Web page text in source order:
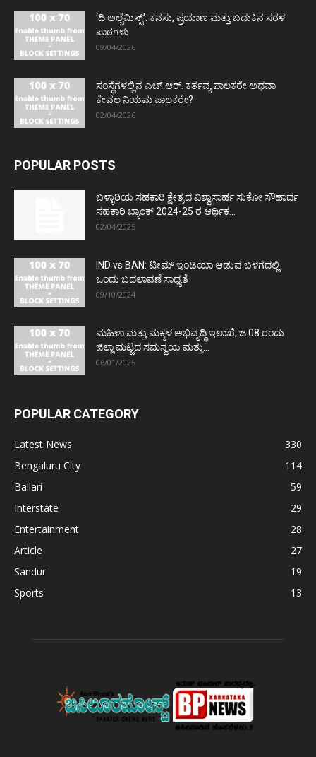
‘ದಿ ಅಲ್ಚೆಮಿಸ್ಟ್’: ಕನಸು, ಪ್ರಯಾಣ ಮತ್ತು ಬದುಕಿನ ಸರಳ
ಪಾಠಗಳು
09/04/2026
ಸಂಸ್ಥೆಗಳಲ್ಲಿನ ಎಚ್.ಆರ್. ಕರ್ತವ್ಯ ಪಾಲಕರೇ ಅಥವಾ
ಕೇವಲ ನಿಯಮ ಪಾಲಕರೇ?
02/04/2026
POPULAR POSTS
ಬಳ್ಳಾರಿಯ ಸಹಕಾರಿ ಕ್ಷೇತ್ರದ ವಿಶ್ವಾಸಾರ್ಹ ಸುಕೋ ಸೌಹಾರ್ದ
ಸಹಕಾರಿ ಬ್ಯಾಂಕ್ 2024-25 ರ ಆರ್ಥಿಕ...
02/04/2025
IND vs BAN: ಟೀಮ್ ಇಂಡಿಯಾ ಆಡುವ ಬಳಗದಲ್ಲಿ
ಒಂದು ಬದಲಾವಣೆ ಸಾಧ್ಯತೆ
09/10/2024
ಮಹಿಳಾ ಮತ್ತು ಮಕ್ಕಳ ಅಭಿವೃದ್ಧಿ ಇಲಾಖೆ; ಜ.08 ರಂದು
ಜಿಲ್ಲಾ ಮಟ್ಟದ ಸಮನ್ವಯ ಮತ್ತು...
06/01/2025
POPULAR CATEGORY
Latest News
330
Bengaluru City
114
Ballari
59
Interstate
29
Entertainment
28
Article
27
Sandur
19
Sports
13